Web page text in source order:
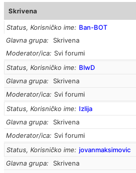
Skrivena
Status, Korisničko ime
Ban-BOT
Glavna grupa
Skrivena
Moderator/ica
Svi forumi
Status, Korisničko ime
BlwD
Glavna grupa
Skrivena
Moderator/ica
Svi forumi
Status, Korisničko ime
Izlija
Glavna grupa
Skrivena
Moderator/ica
Svi forumi
Status, Korisničko ime
jovanmaksimovic
Glavna grupa
Skrivena